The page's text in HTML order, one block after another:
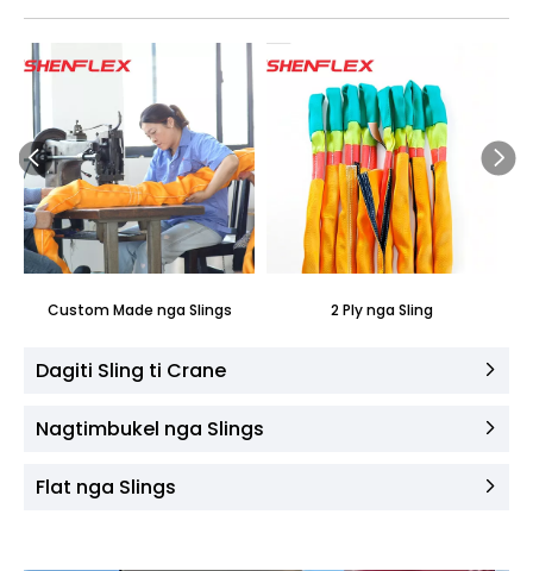
Dagiti Sling ti Crane
Nagtimbukel nga Slings
Flat nga Slings
Custom Made nga Slings 2 Ply nga Sling